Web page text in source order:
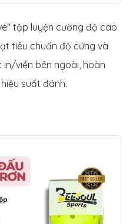
tập luyện cường độ cao
tiêu chuẩn độ cứng và
in/viền bên ngoài, hoàn
suất đánh.